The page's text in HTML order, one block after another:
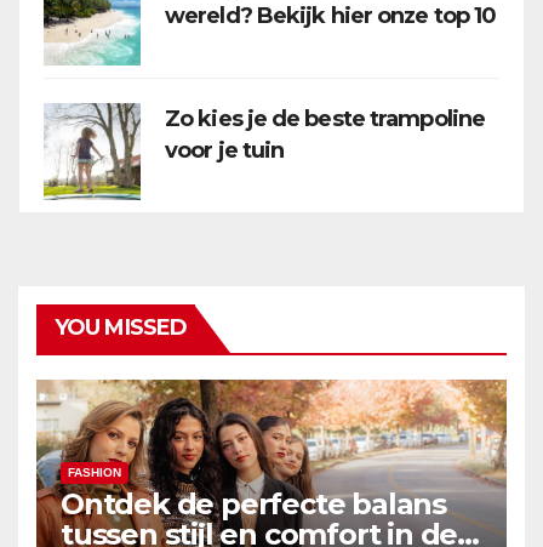
wereld? Bekijk hier onze top 10
Zo kies je de beste trampoline
voor je tuin
YOU MISSED
FASHION
Ontdek de perfecte balans
tussen stijl en comfort in de